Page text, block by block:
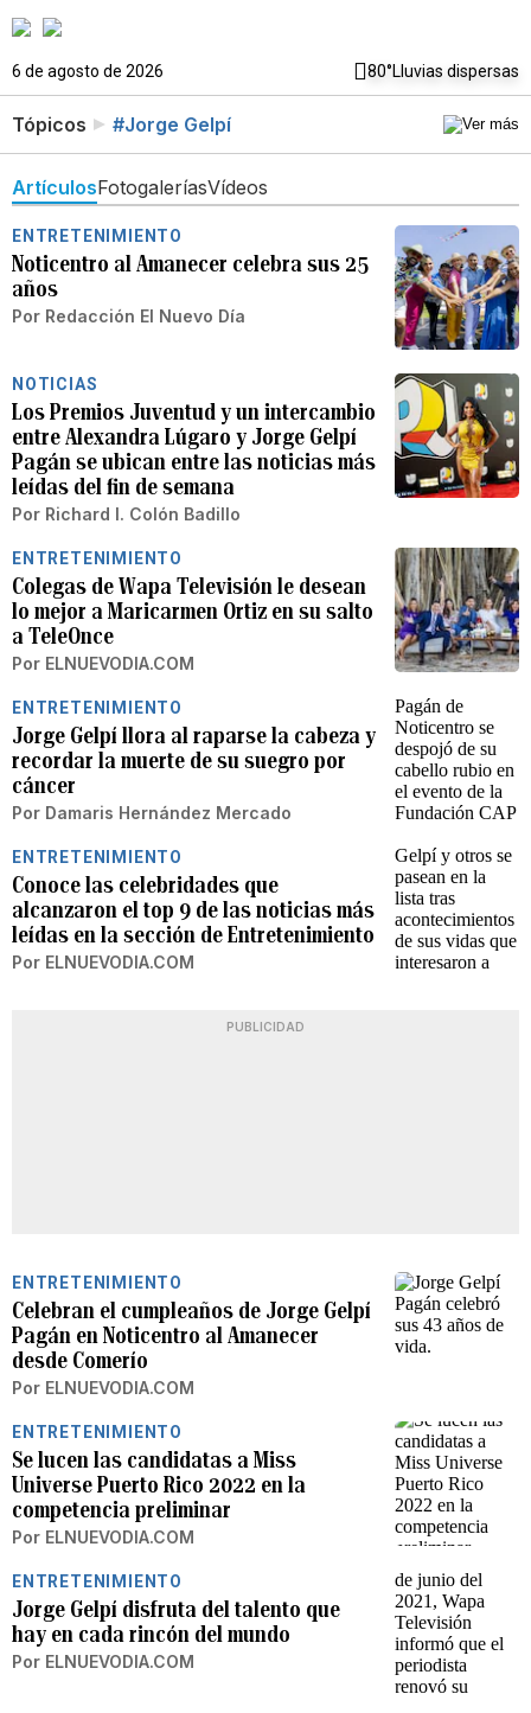
6 de agosto de 2026 80°Lluvias dispersas
Tópicos #Jorge Gelpí
ArtículosFotogaleríasVídeos
ENTRETENIMIENTO
Noticentro al Amanecer celebra sus 25
años
Por Redacción El Nuevo Día
NOTICIAS
Los Premios Juventud y un intercambio
entre Alexandra Lúgaro y Jorge Gelpí
Pagán se ubican entre las noticias más
leídas del fin de semana
Por Richard I. Colón Badillo
ENTRETENIMIENTO
Colegas de Wapa Televisión le desean
lo mejor a Maricarmen Ortiz en su salto
a TeleOnce
Por ELNUEVODIA.COM
ENTRETENIMIENTO
Jorge Gelpí llora al raparse la cabeza y
recordar la muerte de su suegro por
cáncer
Por Damaris Hernández Mercado
ENTRETENIMIENTO
Conoce las celebridades que
alcanzaron el top 9 de las noticias más
leídas en la sección de Entretenimiento
Por ELNUEVODIA.COM
PUBLICIDAD
ENTRETENIMIENTO
Celebran el cumpleaños de Jorge Gelpí
Pagán en Noticentro al Amanecer
desde Comerío
Por ELNUEVODIA.COM
ENTRETENIMIENTO
Se lucen las candidatas a Miss
Universe Puerto Rico 2022 en la
competencia preliminar
Por ELNUEVODIA.COM
ENTRETENIMIENTO
Jorge Gelpí disfruta del talento que
hay en cada rincón del mundo
Por ELNUEVODIA.COM